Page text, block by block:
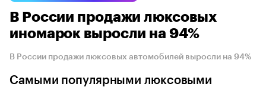
Geely Haval Volga
В России продажи люксовых
иномарок выросли на 94%
В России продажи люксовых автомобилей выросли на 94%
Самыми популярными люксовыми